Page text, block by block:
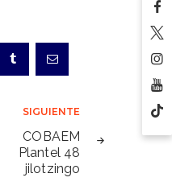
SIGUIENTE
COBAEM
Plantel 48
jilotzingo